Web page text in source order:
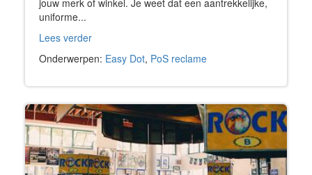
jouw merk of winkel. Je weet dat een aantrekkelijke,
uniforme...
Lees verder
Onderwerpen: Easy Dot, PoS reclame